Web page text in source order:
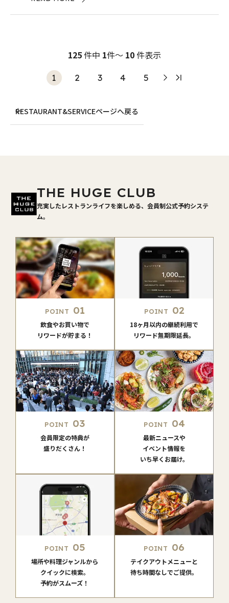
125件中 1件～ 10件表示
1 2 3 4 5
RESTAURANT&SERVICEページへ戻る
THE HUGE CLUB
充実したレストランライフを楽しめる、会員制公式予約システ
ム。
POINT 01
飲食やお買い物で
リワードが貯まる！
POINT 02
18ヶ月以内の継続利用で
リワード無期限延長。
POINT 03
会員限定の特典が
盛りだくさん！
POINT 04
最新ニュースや
イベント情報を
いち早くお届け。
POINT 05
場所や料理ジャンルから
クイックに検索。
予約がスムーズ！
POINT 06
テイクアウトメニューと
待ち時間なしでご提供。